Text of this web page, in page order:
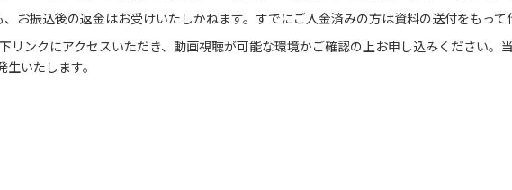
お振込後の返金はお受けいたしかねます。すでにご入金済みの方は資料の送付をもって
リンクにアクセスいただき、動画視聴が可能な環境かご確認の上お申し込みください。
いたします。